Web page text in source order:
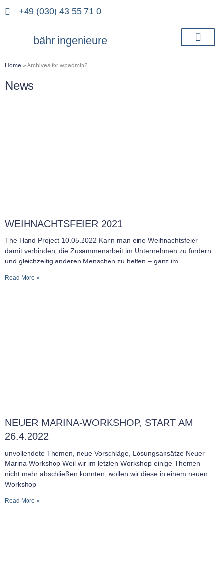
+49 (030) 43 55 71 0
bähr ingenieure
Home » Archives for wpadmin2
News
WEIHNACHTSFEIER 2021
The Hand Project 10.05.2022 Kann man eine Weihnachtsfeier
damit verbinden, die Zusammenarbeit im Unternehmen zu fördern
und gleichzeitig anderen Menschen zu helfen – ganz im
Read More »
NEUER MARINA-WORKSHOP, START AM
26.4.2022
unvollendete Themen, neue Vorschläge, Lösungsansätze Neuer
Marina-Workshop Weil wir im letzten Workshop einige Themen
nicht mehr abschließen konnten, wollen wir diese in einem neuen
Workshop
Read More »